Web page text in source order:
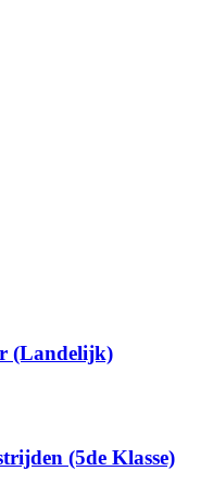
(Landelijk)
(5de Klasse)